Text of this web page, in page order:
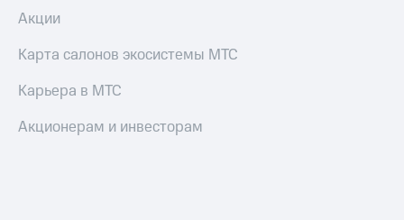
Акции
Карта салонов экосистемы МТС
Карьера в МТС
Акционерам и инвесторам